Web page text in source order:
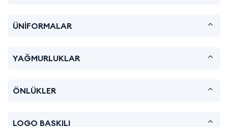
ÜNİFORMALAR
YAĞMURLUKLAR
ÖNLÜKLER
LOGO BASKILI